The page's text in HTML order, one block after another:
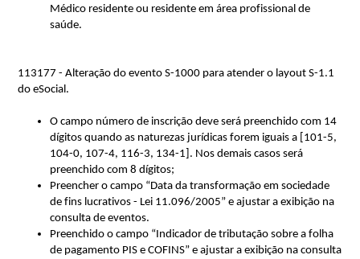
Médico residente ou residente em área profissional de
saúde.
113177 - Alteração do evento S-1000 para atender o layout S-1.1
doeSocial .
O campo número de inscrição deve será preenchido com 14
dígitos quando as naturezas jurídicas forem iguais a [101-5,
104-0, 107-4, 116-3, 134-1]. Nos demais casos será
preenchido com 8 dígitos;
Preencher o campo “Data da transformação em sociedade
de fins lucrativos - Lei 11.096/2005” e ajustar a exibição na
consulta de eventos.
Preenchido o campo “Indicador de tributação sobre a folha
de pagamento PIS e COFINS” e ajustar a exibição na consulta